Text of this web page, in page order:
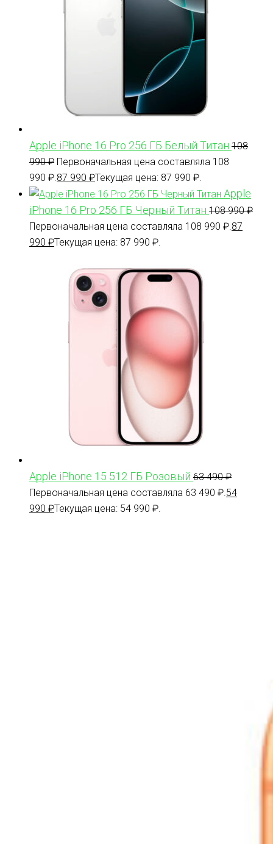
Apple iPhone 16 Pro 256 ГБ Белый Титан 108
990₽ Первоначальная цена составляла 108
990 ₽. 87 990 ₽Текущая цена: 87 990 ₽.
Apple
iPhone 16 Pro 256 ГБ Черный Титан 108 990₽
Первоначальная цена составляла 108 990 ₽. 87
990 ₽Текущая цена: 87 990 ₽.
Apple iPhone 15 512 ГБ Розовый 63 490₽
Первоначальная цена составляла 63 490 ₽. 54
990 ₽Текущая цена: 54 990 ₽.